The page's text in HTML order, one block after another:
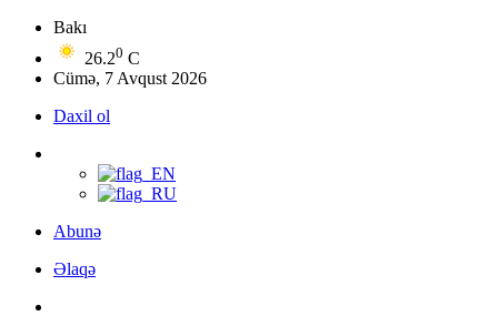
Bakı
26.20 C
Cümə, 7 Avqust 2026
Daxil ol
Abunə
Əlaqə